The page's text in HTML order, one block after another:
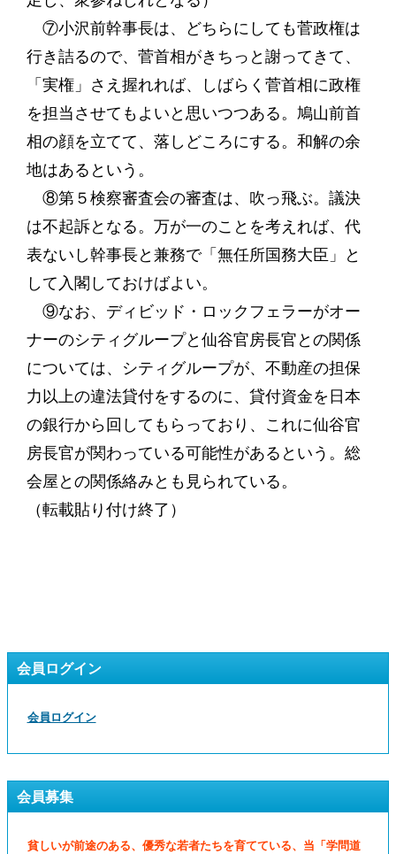
⑦小沢前幹事長は、どちらにしても菅政権は
行き詰るので、菅首相がきちっと謝ってきて、
「実権」さえ握れれば、しばらく菅首相に政権
を担当させてもよいと思いつつある。鳩山前首
相の顔を立てて、落しどころにする。和解の余
地はあるという。
⑧第５検察審査会の審査は、吹っ飛ぶ。議決
は不起訴となる。万が一のことを考えれば、代
表ないし幹事長と兼務で「無任所国務大臣」と
して入閣しておけばよい。
⑨なお、ディビッド・ロックフェラーがオー
ナーのシティグループと仙谷官房長官との関係
については、シティグループが、不動産の担保
力以上の違法貸付をするのに、貸付資金を日本
の銀行から回してもらっており、これに仙谷官
房長官が関わっている可能性があるという。総
会屋との関係絡みとも見られている。
（転載貼り付け終了）
会員ログイン
会員ログイン
会員募集
貧しいが前途のある、優秀な若者たちを育てている、当「学問道